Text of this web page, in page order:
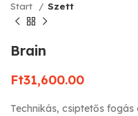
Start Szett
Brain
Ft31,600.00
Technikás, csiptetős